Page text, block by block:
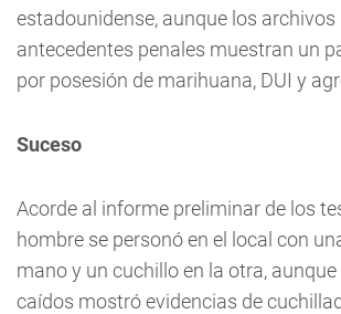
estadounidense, aunque los archivos
antecedentes penales muestran un
por posesión de marihuana, DUI y
Suceso
Acorde al informe preliminar de los
hombre se personó en el local con
mano y un cuchillo en la otra,
caídos mostró evidencias de